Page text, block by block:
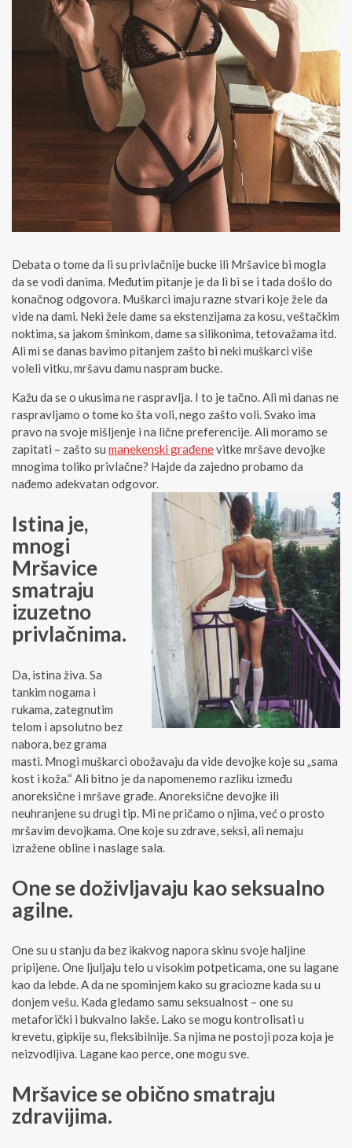
Debata o tome da li su privlačnije bucke ili Mršavice bi mogla
da se vodi danima. Međutim pitanje je da li bi se i tada došlo do
konačnog odgovora. Muškarci imaju razne stvari koje žele da
vide na dami. Neki žele dame sa ekstenzijama za kosu, veštačkim
noktima, sa jakom šminkom, dame sa silikonima, tetovažama itd.
Ali mi se danas bavimo pitanjem zašto bi neki muškarci više
voleli vitku, mršavu damu naspram bucke.
Kažu da se o ukusima ne raspravlja. I to je tačno. Ali mi danas ne
raspravljamo o tome ko šta voli, nego zašto voli. Svako ima
pravo na svoje mišljenje i na lične preferencije. Ali moramo se
zapitati – zašto su manekenski građenevitke mršave devojke
mnogima toliko privlačne? Hajde da zajedno probamo da
nađemo adekvatan odgovor.
Istina je,
mnogi
Mršavice
smatraju
izuzetno
privlačnima.
Da, istina živa. Sa
tankim nogama i
rukama, zategnutim
telom i apsolutno bez
nabora, bez grama
masti. Mnogi muškarci obožavaju da vide devojke koje su „sama
kost i koža.“ Ali bitno je da napomenemo razliku između
anoreksične i mršave građe. Anoreksične devojke ili
neuhranjene su drugi tip. Mi ne pričamo o njima, već o prosto
mršavim devojkama. One koje su zdrave, seksi, ali nemaju
izražene obline i naslage sala.
One se doživljavaju kao seksualno
agilne.
One su u stanju da bez ikakvog napora skinu svoje haljine
pripijene. One ljuljaju telo u visokim potpeticama, one su lagane
kao da lebde. A da ne spominjem kako su graciozne kada su u
donjem vešu. Kada gledamo samu seksualnost – one su
metaforički i bukvalno lakše. Lako se mogu kontrolisati u
krevetu, gipkije su, fleksibilnije. Sa njima ne postoji poza koja je
neizvodljiva. Lagane kao perce, one mogu sve.
Mršavice se obično smatraju
zdravijima.